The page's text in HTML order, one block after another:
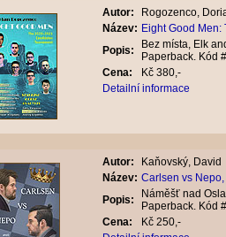
Autor:
Rogozenco,
Název: Eight Good
Popis:
Bez místa, Elk
Paperback. Kód
Cena:
Kč 380,-
Detailní informace
Autor:
Kaňovský, David
Název: Carlsen vs
Popis:
Náměšť nad
Paperback. Kód
Cena:
Kč 250,-